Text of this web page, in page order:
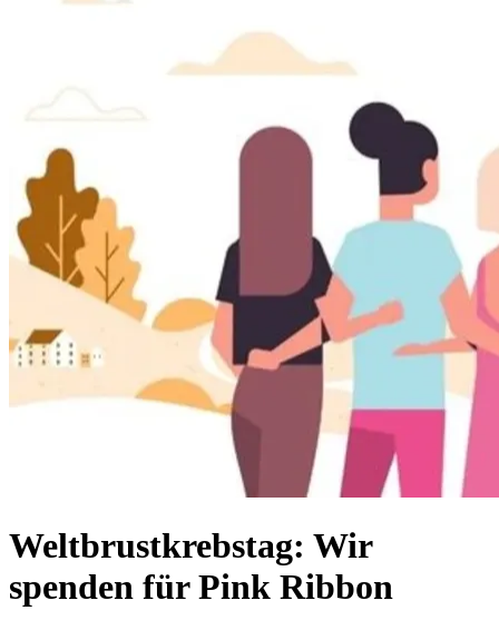
Weltbrustkrebstag: Wir
spenden für Pink Ribbon